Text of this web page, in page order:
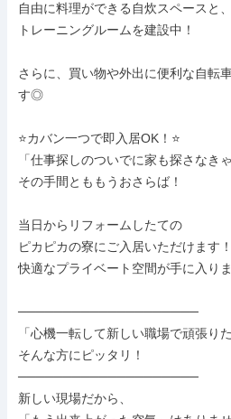
自由に料理ができる自炊スペースと、
トレーニングルームを建設中！
さらに、買い物や外出に便利な自転
す◎
⭐カバン一つで即入居OK！⭐
「仕事探しのついでに家も探さなき
その手間とももうおさらば！
当日からリフォームしたての
ピカピカの寮にご入居いただけます！
快適なプライベート空間が手に入り
────────────────────
「心機一転して新しい職場で頑張り
そんな方にピッタリ！
────────────────────
新しい現場だから、